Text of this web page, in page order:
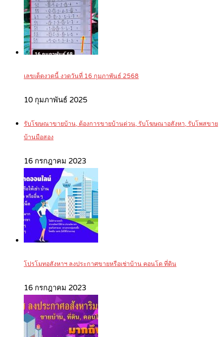
เลขเด็ดงวดนี้ งวดวันที่ 16 กุมภาพันธ์ 2568
10 กุมภาพันธ์ 2025
รับโฆษณาขายบ้าน, ต้องการขายบ้านด่วน, รับโฆษณาอสังหา, รับโพสขาย
บ้านมือสอง
16 กรกฎาคม 2023
โปรโมทอสังหาฯ ลงประกาศขายหรือเช่าบ้าน คอนโด ที่ดิน
16 กรกฎาคม 2023